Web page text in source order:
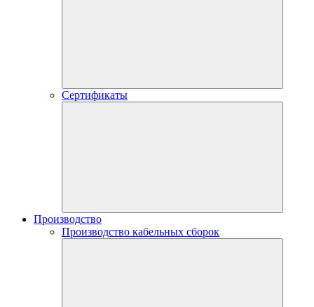
Сертификаты
Производство
Производство кабельных сборок